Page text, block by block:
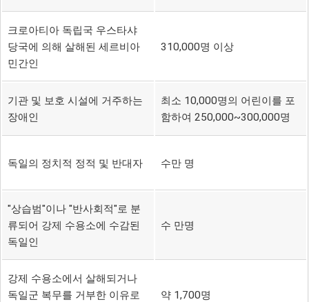
크로아티아 독립국 우스타샤
당국에 의해 살해된 세르비아
민간인
310,000명 이상
기관 및 보호 시설에 거주하는
장애인
최소 10,000명의 어린이를 포
함하여 250,000~300,000명
독일의 정치적 정적 및 반대자 수만 명
"상습범"이나 "반사회적"로 분
류되어 강제 수용소에 수감된
독일인
수 만명
강제 수용소에서 살해되거나
독일군 복무를 거부한 이유로
약 1,700명